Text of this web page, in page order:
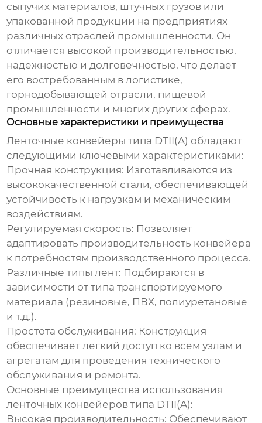
сыпучих материалов, штучных грузов или
упакованной продукции на предприятиях
различных отраслей промышленности. Он
отличается высокой производительностью,
надежностью и долговечностью, что делает
его востребованным в логистике,
горнодобывающей отрасли, пищевой
промышленности и многих других сферах.
Основные характеристики и преимущества
Ленточные конвейеры типа DTII(A) обладают
следующими ключевыми характеристиками:
Прочная конструкция: Изготавливаются из
высококачественной стали, обеспечивающей
устойчивость к нагрузкам и механическим
воздействиям.
Регулируемая скорость: Позволяет
адаптировать производительность конвейера
к потребностям производственного процесса.
Различные типы лент: Подбираются в
зависимости от типа транспортируемого
материала (резиновые, ПВХ, полиуретановые
и т.д.).
Простота обслуживания: Конструкция
обеспечивает легкий доступ ко всем узлам и
агрегатам для проведения технического
обслуживания и ремонта.
Основные преимущества использования
ленточных конвейеров типа DTII(A):
Высокая производительность: Обеспечивают